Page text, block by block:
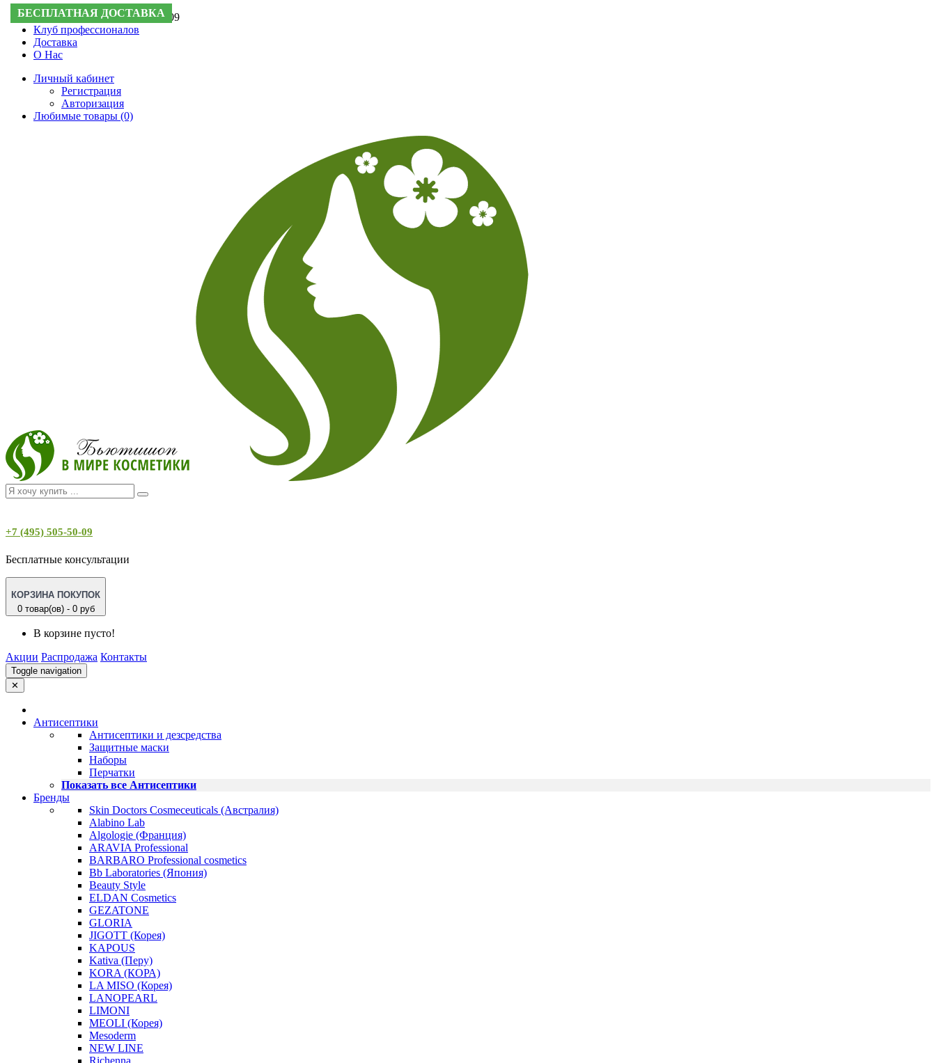
Поддержка: +7 (495) 505-50-09
Клуб профессионалов
Доставка
О Нас
Личный кабинет
Регистрация
Авторизация
Любимые товары (0)
+7 (495) 505-50-09
Бесплатные консультации
КОРЗИНА ПОКУПОК
0 товар(ов) - 0 руб
В корзине пусто!
Акции Распродажа Контакты
Toggle navigation
✕
Антисептики
Антисептики и дезсредства
Защитные маски
Наборы
Перчатки
Показать все Антисептики
Бренды
Skin Doctors Cosmeceuticals (Австралия)
Alabino Lab
Algologie (Франция)
ARAVIA Professional
BARBARO Professional cosmetics
Bb Laboratories (Япония)
Beauty Style
ELDAN Cosmetics
GEZATONE
GLORIA
JIGOTT (Корея)
KAPOUS
Kativa (Перу)
KORA (КОРА)
LA MISO (Корея)
LANOPEARL
LIMONI
MEOLI (Корея)
Mesoderm
NEW LINE
БЕСПЛАТНАЯ ДОСТАВКА
БЕСПЛАТНАЯ ДОСТАВКА
БЕСПЛАТНАЯ ДОСТАВКА
БЕСПЛАТНАЯ ДОСТАВКА
БЕСПЛАТНАЯ ДОСТАВКА